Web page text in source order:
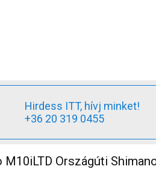
Hirdess ITT, hívj minket!
+36 20 319 0455
M10iLTD Országúti